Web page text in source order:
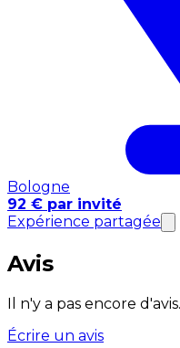
Bologne
92 € par invité
Expérience partagée
Avis
Il n'y a pas encore d'avis.
Écrire un avis